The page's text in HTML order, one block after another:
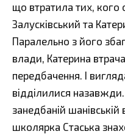
що втратила тих, кого
Залусківський та
Паралельно з його
влади, Катерина
передбачення. І
відділилися
занедбаній шанівській
школярка Стаська